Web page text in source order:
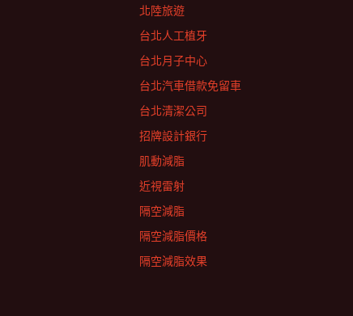
北陸旅遊
台北人工植牙
台北月子中心
台北汽車借款免留車
台北清潔公司
招牌設計銀行
肌動減脂
近視雷射
隔空減脂
隔空減脂價格
隔空減脂效果